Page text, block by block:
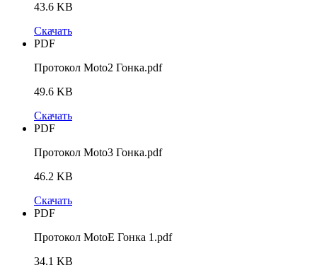
43.6 KB
Скачать
PDF
Протокол Moto2 Гонка.pdf
49.6 KB
Скачать
PDF
Протокол Moto3 Гонка.pdf
46.2 KB
Скачать
PDF
Протокол MotoE Гонка 1.pdf
34.1 KB